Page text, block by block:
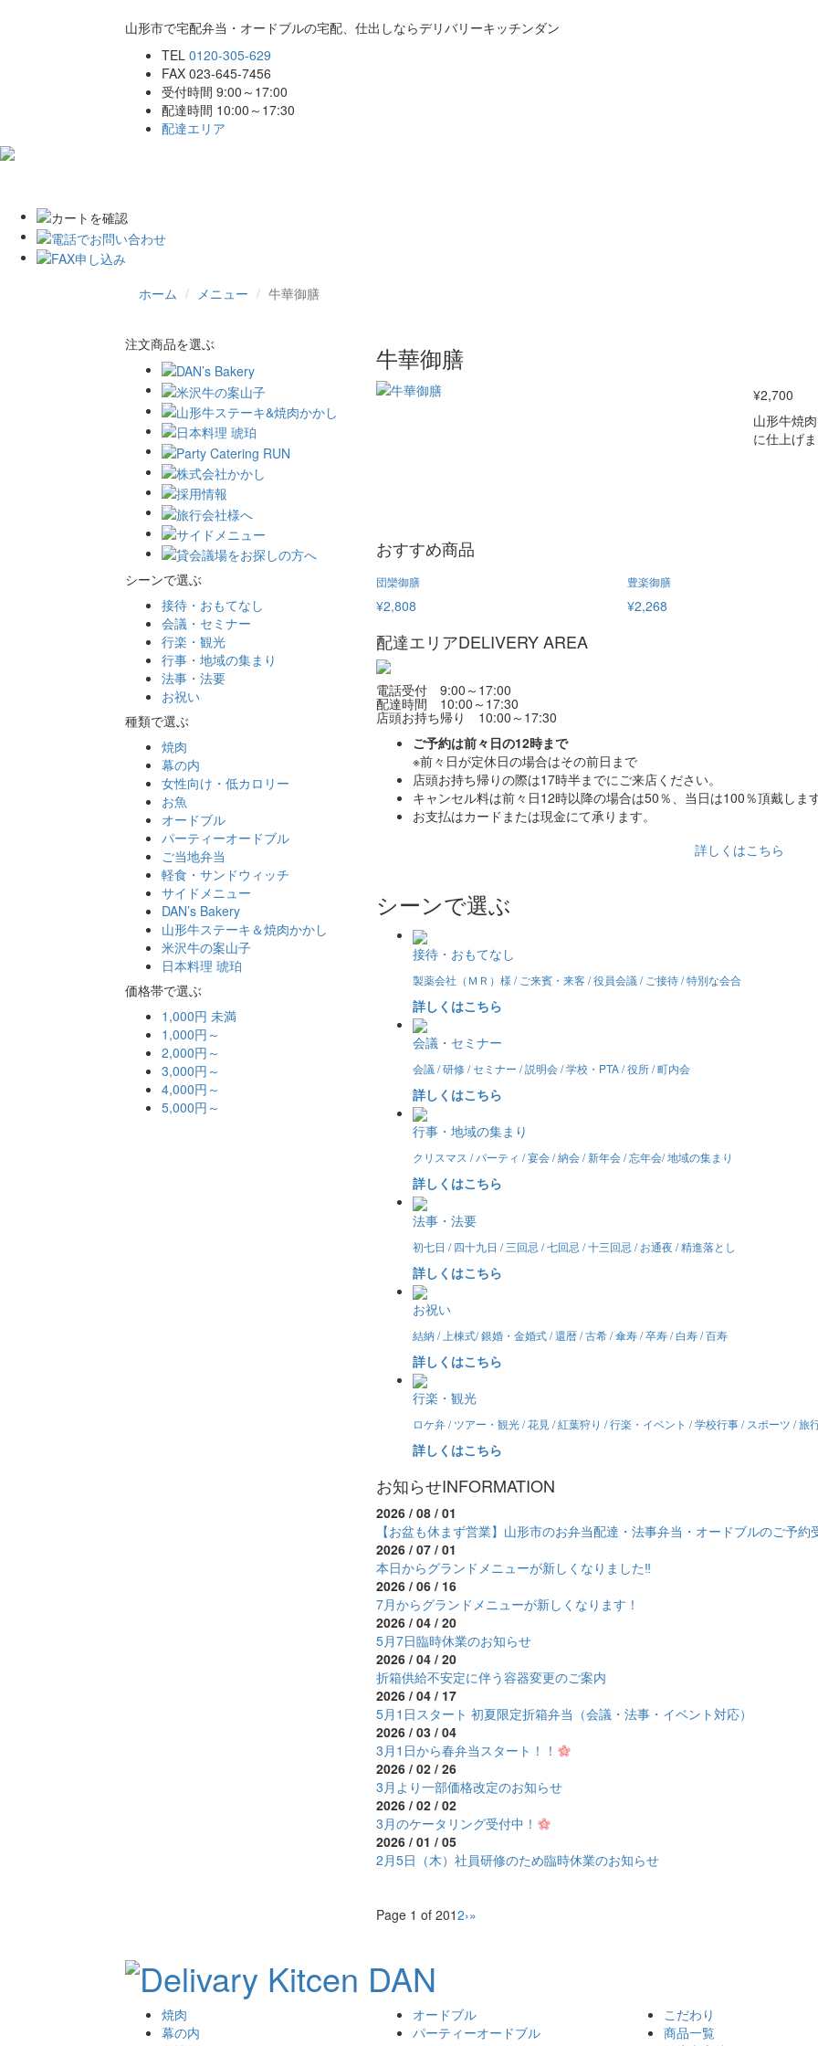
山形市で宅配弁当・オードブルの宅配、仕出しならデリバリーキッチンダン
TEL 0120-305-629
FAX 023-645-7456
受付時間 9:00～17:00
配達時間 10:00～17:30
配達エリア
ホーム メニュー 牛華御膳
牛華御膳
¥2,700
山形牛焼
に仕上げま
おすすめ商品
団欒御膳
¥2,808
豊楽御膳
¥2,268
配達エリアDELIVERY AREA
電話受付 9:00～17:00
配達時間 10:00～17:30
店頭お持ち帰り 10:00～17:30
ご予約は前々日の12時まで
※前々日が定休日の場合はその前日まで
店頭お持ち帰りの際は17時半までにご来店ください。
キャンセル料は前々日12時以降の場合は50％、当日は100％頂戴します
お支払はカードまたは現金にて承ります。
詳しくはこちら
シーンで選ぶ
接待・おもてなし
製薬会社（ＭＲ）様 / ご来賓・来客 / 役員会議 / ご接待 / 特別な会合
詳しくはこちら
会議・セミナー
会議 / 研修 / セミナー / 説明会 / 学校・PTA / 役所 / 町内会
詳しくはこちら
行事・地域の集まり
クリスマス / パーティ / 宴会 / 納会 / 新年会 / 忘年会/ 地域の集まり
詳しくはこちら
法事・法要
初七日 / 四十九日 / 三回忌 / 七回忌 / 十三回忌 / お通夜 / 精進落とし
詳しくはこちら
お祝い
結納 / 上棟式/ 銀婚・金婚式 / 還暦 / 古希 / 傘寿 / 卒寿 / 白寿 / 百寿
詳しくはこちら
行楽・観光
ロケ弁 / ツアー・観光 / 花見 / 紅葉狩り / 行楽・イベント / 学校行事 / スポーツ / 旅
詳しくはこちら
お知らせINFORMATION
2026 / 08 / 01
【お盆も休まず営業】山形市のお弁当配達・法事弁当・オードブルのご予約
2026 / 07 / 01
本日からグランドメニューが新しくなりました‼
2026 / 06 / 16
7月からグランドメニューが新しくなります！
2026 / 04 / 20
5月7日臨時休業のお知らせ
2026 / 04 / 20
折箱供給不安定に伴う容器変更のご案内
2026 / 04 / 17
5月1日スタート 初夏限定折箱弁当（会議・法事・イベント対応）
2026 / 03 / 04
3月1日から春弁当スタート！！
2026 / 02 / 26
3月より一部価格改定のお知らせ
2026 / 02 / 02
3月のケータリング受付中！
2026 / 01 / 05
2月5日（木）社員研修のため臨時休業のお知らせ
Page 1 of 2012›»
注文商品を選ぶ
シーンで選ぶ
接待・おもてなし
会議・セミナー
行楽・観光
行事・地域の集まり
法事・法要
お祝い
種類で選ぶ
焼肉
幕の内
女性向け・低カロリー
お魚
オードブル
パーティーオードブル
ご当地弁当
軽食・サンドウィッチ
サイドメニュー
DAN’s Bakery
山形牛ステーキ＆焼肉かかし
米沢牛の案山子
日本料理 琥珀
価格帯で選ぶ
1,000円 未満
1,000円～
2,000円～
3,000円～
4,000円～
5,000円～
焼肉
幕の内
オードブル
パーティーオードブル
こだわり
商品一覧